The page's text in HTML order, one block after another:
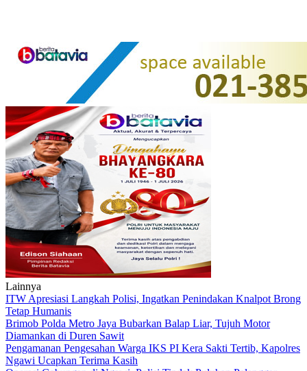
Lainnya
ITW Apresiasi Langkah Polisi, Ingatkan Penindakan Knalpot Brong
Tetap Humanis
Brimob Polda Metro Jaya Bubarkan Balap Liar, Tujuh Motor
Diamankan di Duren Sawit
Pengamanan Pengesahan Warga IKS PI Kera Sakti Tertib, Kapolres
Ngawi Ucapkan Terima Kasih